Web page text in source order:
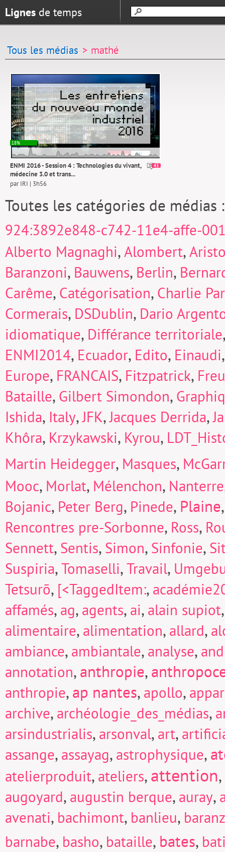
Lignes de temps
Tous les médias > mathé
18%
43
ENMI 2016 - Session 4 : Technologies du vivant,
médecine 3.0 et trans...
par IRI | 3h56
Toutes les catégories de médias
924:3892e848-c742-11e4-affe-
Alberto Magnaghi,Alombert,
Baranzoni, Bauwens, Berlin,
Carême, Catégorisation, Charlie
Cormerais, DSDublin, Dario
idiomatique, Différance territoriale
ENMI2014, Ecuador, Edito, Einaudi
Europe, FRANCAIS, Fitzpatrick,
Bataille, Gilbert Simondon,
Ishida, Italy,JFK,Jacques Derrida,
Khôra, Krzykawski, Kyrou,
Martin Heidegger, Masques,
Mooc, Morlat, Mélenchon, Nanterre
Bojanic, Peter Berg, Pinede, Plaine
Rencontres pre-Sorbonne, Ross,
Sennett, Sentis, Simon, Sinfonie,
Suspiria,Tomaselli,Travail,
Tetsurō, [<TaggedItem:,
affamés, ag, agents, ai, alain supiot
alimentaire, alimentation, allard,
ambiance, ambiantale, analyse,
annotation,anthropie,
anthropie,ap nantes, apollo,
archive, archéologie_des_médias,
arsindustrialis, arsonval, art,
assange, assayag, astrophysique,
atelierproduit, ateliers,attention,
augoyard, augustin berque, auray,
avenati, bachimont, banlieu,
barnabe, basho, bataille, bates,